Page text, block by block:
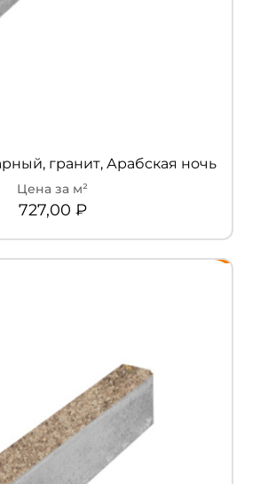
гранит, Арабская ночь
727,00 ₽